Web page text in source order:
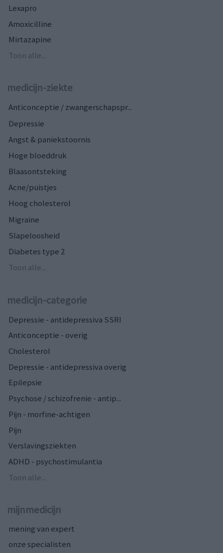
Lexapro
Amoxicilline
Mirtazapine
Toon alle...
medicijn-ziekte
Anticonceptie / zwangerschapspr...
Depressie
Angst & paniekstoornis
Hoge bloeddruk
Blaasontsteking
Acne/puistjes
Hoog cholesterol
Migraine
Slapeloosheid
Diabetes type 2
Toon alle...
medicijn-categorie
Depressie - antidepressiva SSRI
Anticonceptie - overig
Cholesterol
Depressie - antidepressiva overig
Epilepsie
Psychose / schizofrenie - antip...
Pijn - morfine-achtigen
Pijn
Verslavingsziekten
ADHD - psychostimulantia
Toon alle...
mijnmedicijn
mening van expert
onze specialisten